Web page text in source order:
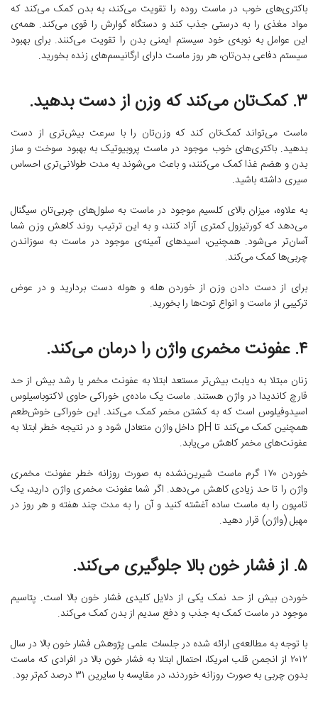
باکتری‌های خوب در ماست روده را تقویت می‌کند، به بدن کمک می‌کند که
مواد مغذی را به درستی جذب کند و دستگاه گوارش را قوی می‌کند. همه‌ی
این عوامل به نوبه‌ی خود سیستم ایمنی بدن را تقویت می‌کنند. برای بهبود
سیستم دفاعی بدن‌تان، هر روز ماست دارای ارگانیسم‌های زنده بخورید.
۳. کمک‌تان می‌کند که وزن از دست بدهید.
ماست می‌تواند کمک‌تان کند که وزن‌تان را با سرعت بیش‌تری از دست
بدهید. باکتری‌های خوب موجود در ماست پروبیوتیک به بهبود سوخت و ساز
بدن و هضم غذا کمک می‌کنند، و باعث می‌شوند به مدت طولانی‌تری احساس
سیری داشته باشید.
به علاوه، میزان بالای کلسیم موجود در ماست به سلول‌های چربی‌تان سیگنال
می‌دهد که کورتیزول کمتری آزاد کنند، و به این ترتیب روند کاهش وزن شما
آسان‌تر می‌شود. همچنین، اسیدهای آمینه‌ی موجود در ماست به سوزاندن
چربی‌ها کمک می‌کند.
برای از دست دادن وزن از خوردن هله و هوله دست بردارید و در عوض
ترکیبی از ماست و انواع تو‌ت‌ها را بخورید.
۴. عفونت مخمری واژن را درمان می‌کند.
زنان مبتلا به دیابت بیش‌تر مستعد ابتلا به عفونت مخمر یا رشد بیش از حد
قارچ کاندیدا در واژن هستند. ماست یک ماده‌ی خوراکی حاوی لاکتوباسیلوس
اسیدوفیلوس است که به کشتن مخمر کمک می‌کند. این خوراکی خوش‌طعم
همچنین کمک می‌کند تا pH داخل واژن متعادل شود و در نتیجه خطر ابتلا به
عفونت‌های مخمر کاهش می‌یابد.
خوردن ۱۷۰ گرم ماست شیرین‌نشده به صورت روزانه خطر عفونت مخمری
واژن را تا حد زیادی کاهش می‌دهد. اگر شما عفونت مخمری واژن دارید، یک
تامپون را به ماست ساده آغشته کنید و آن را به مدت چند هفته و هر روز در
مهبل (واژن) قرار دهید.
۵. از فشار خون بالا جلوگیری می‌کند.
خوردن بیش از حد نمک یکی از دلایل کلیدی فشار خون بالا است. پتاسیم
موجود در ماست کمک به جذب و دفع سدیم از بدن کمک می‌کند.
با توجه به مطالعه‌ی ارائه شده در جلسات علمی پژوهش فشار خون بالا در سال
۲۰۱۲ از انجمن قلب امریکا، احتمال ابتلا به فشار خون بالا در افرادی که ماست
بدون چربی به صورت روزانه خوردند، در مقایسه با سایرین ۳۱ درصد کم‌تر بود.